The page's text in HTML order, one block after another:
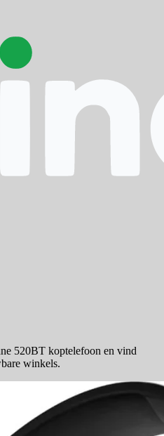
520BT koptelefoon en vind
winkels.